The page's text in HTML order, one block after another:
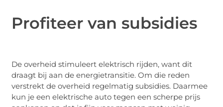
Profiteer van subsidies
De overheid stimuleert elektrisch rijden, want dit
draagt bij aan de energietransitie. Om die reden
verstrekt de overheid regelmatig subsidies. Daarmee
kun je een elektrische auto tegen een scherpe prijs